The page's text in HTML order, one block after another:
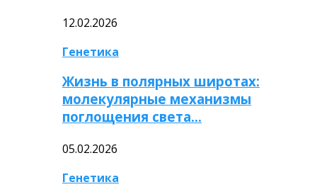
12.02.2026
Генетика
Жизнь в полярных широтах:
молекулярные механизмы
поглощения света…
05.02.2026
Генетика